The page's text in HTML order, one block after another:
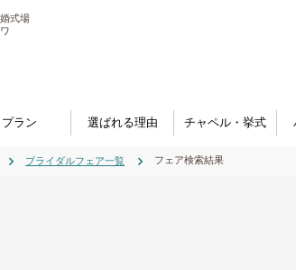
式場
プラン 選ばれる理由 チャペル・挙式
ブライダルフェア一覧 フェア検索結果